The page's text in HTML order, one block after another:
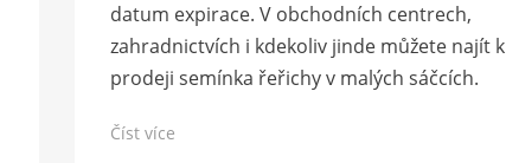
datum expirace. V obchodních centrech,
zahradnictvích i kdekoliv jinde můžete najít k
prodeji semínka řeřichy v malých sáčcích.
Číst více